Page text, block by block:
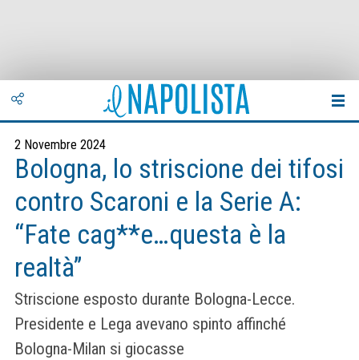
2 Novembre 2024
Bologna, lo striscione dei tifosi
contro Scaroni e la Serie A:
“Fate cag**e…questa è la
realtà”
Striscione esposto durante Bologna-Lecce.
Presidente e Lega avevano spinto affinché
Bologna-Milan si giocasse